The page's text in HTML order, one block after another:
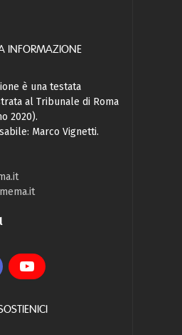
INFORMAZIONE
è una testata
al Tribunale di Roma
2020).
Marco Vignetti.